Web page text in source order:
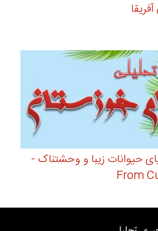
حیوانات زیبا و وحشتناک -
From